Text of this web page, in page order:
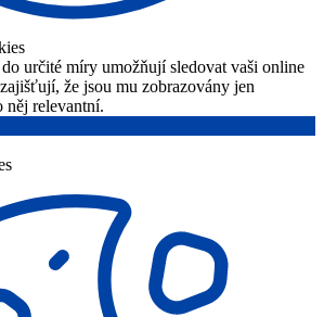
určité míry umožňují sledovat vaši online
že jsou mu zobrazovány jen
něj relevantní.